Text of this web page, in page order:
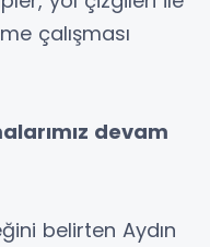
çalışması
devam
belirten Aydın